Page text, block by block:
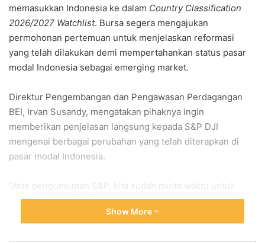
memasukkan Indonesia ke dalam Country Classification
2026/2027 Watchlist. Bursa segera mengajukan
permohonan pertemuan untuk menjelaskan reformasi
yang telah dilakukan demi mempertahankan status pasar
modal Indonesia sebagai emerging market.
Direktur Pengembangan dan Pengawasan Perdagangan
BEI, Irvan Susandy, mengatakan pihaknya ingin
memberikan penjelasan langsung kepada S&P DJI
mengenai berbagai perubahan yang telah diterapkan di
pasar modal Indonesia.
“Atas pengumuman S&P, kita sudah minta waktu untuk
diskusi dengan S&P. Jadi pada dasarnya sebenarnya kita
sudah deliver seperti teman-teman ketahui ya, kita sudah
Show More